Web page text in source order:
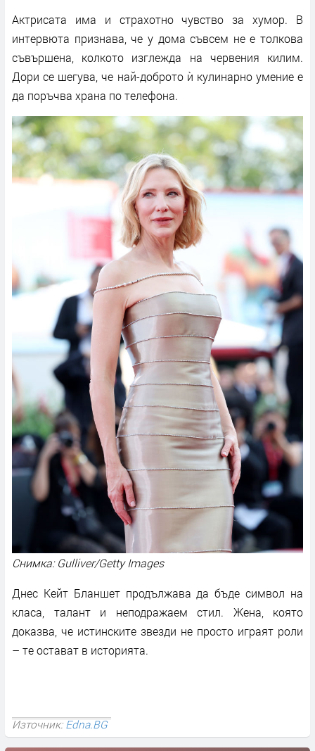
Актрисата има и страхотно чувство за хумор. В
интервюта признава, че у дома съвсем не е толкова
съвършена, колкото изглежда на червения килим.
Дори се шегува, че най-доброто ѝ кулинарно умение е
да поръчва храна по телефона.
Снимка: Gulliver/Getty Images
Днес Кейт Бланшет продължава да бъде символ на
класа, талант и неподражаем стил. Жена, която
доказва, че истинските звезди не просто играят роли
– те остават в историята.
Източник:Edna.BG